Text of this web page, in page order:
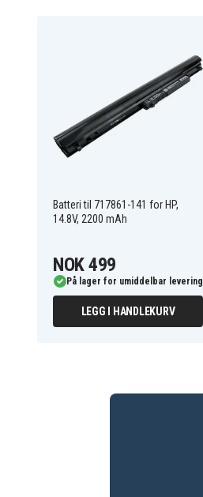
707615-141
AR08XL
HSTNN-IB4H
VV09XL
Hp ZBook 15
Hp ZBook 17 G3
Batteri til 717861-141 for HP,
14.8V, 2200 mAh
NOK 499
På lager for umiddelbar levering
LEGG I HANDLEKURV